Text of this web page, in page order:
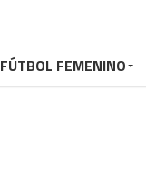
FÚTBOL FEMENINO